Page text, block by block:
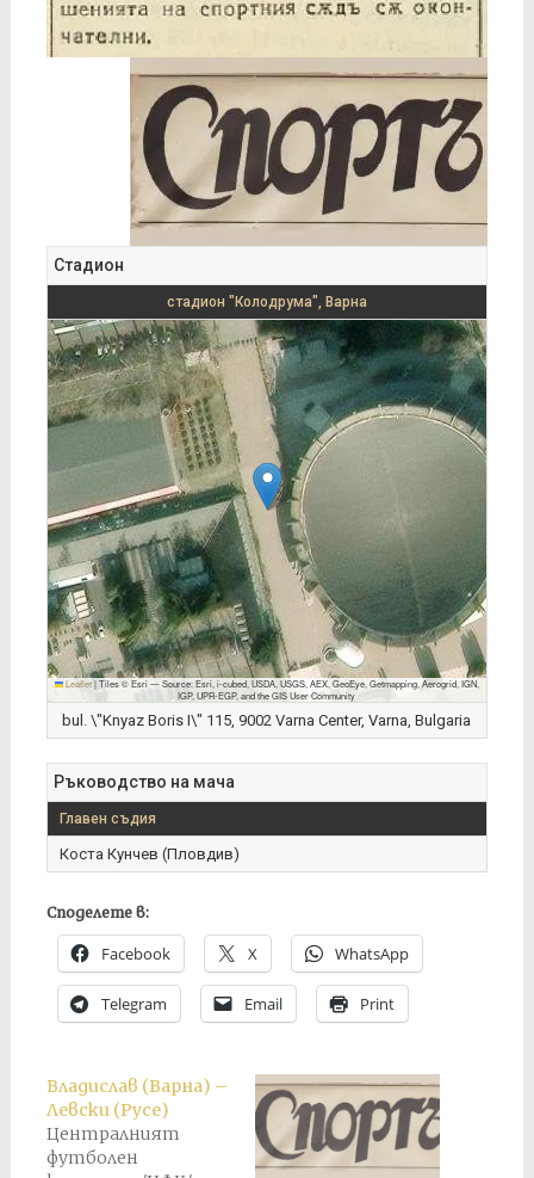
Стадион
стадион "Колодрума", Варна
Leaflet |Tiles © Esri — Source: Esri, i-cubed, USDA, USGS, AEX, GeoEye, Getmapping, Aerogrid, IGN,
IGP, UPR-EGP, and the GIS User Community
bul. \"Knyaz Boris I\" 115, 9002 Varna Center, Varna, Bulgaria
Ръководство на мача
Главен съдия
Коста Кунчев (Пловдив)
Споделете в:
Facebook X WhatsApp
Telegram Email Print
Владислав (Варна) –
Левски (Русе)
Централният
футболен